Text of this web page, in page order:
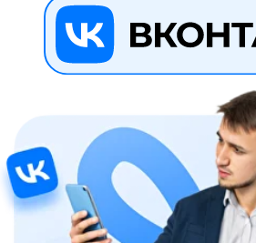
Самый полный курс